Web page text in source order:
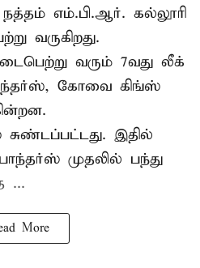
எம்.பி.ஆர். கல்லூரி
வருகிறது.
வரும் 7வது லீக்
கோவை கிங்ஸ்
இதில்
முதலில் பந்து
...
More